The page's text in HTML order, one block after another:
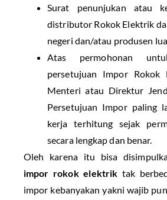
Surat penunjukan atau
distributor Rokok Elektrik
negeri dan/atau produsen
Atas permohonan
persetujuan Impor Rokok
Menteri atau Direktur
Persetujuan Impor paling
kerja terhitung sejak
secara lengkap dan benar.
Oleh karena itu bisa
impor rokok elektrik tak
impor kebanyakan yakni wajib